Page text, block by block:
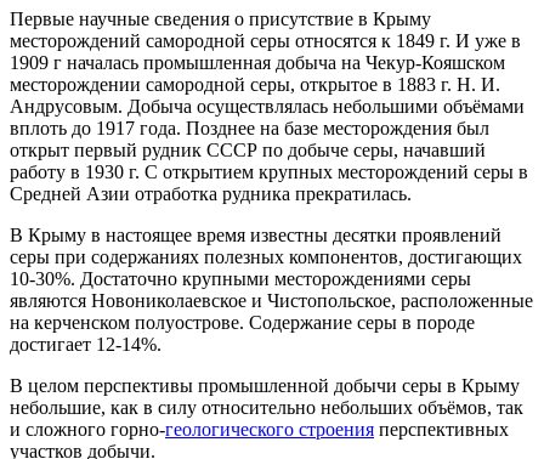
Первые научные сведения о присутствие в Крыму
месторождений самородной серы относятся к 1849 г. И уже в
1909 г началась промышленная добыча на Чекур-Кояшском
месторождении самородной серы, открытое в 1883 г. Н. И.
Андрусовым. Добыча осуществлялась небольшими объёмами
вплоть до 1917 года. Позднее на базе месторождения был
открыт первый рудник СССР по добыче серы, начавший
работу в 1930 г. С открытием крупных месторождений серы в
Средней Азии отработка рудника прекратилась.
В Крыму в настоящее время известны десятки проявлений
серы при содержаниях полезных компонентов, достигающих
10-30%. Достаточно крупными месторождениями серы
являются Новониколаевское и Чистопольское, расположенные
на керченском полуострове. Содержание серы в породе
достигает 12-14%.
В целом перспективы промышленной добычи серы в Крыму
небольшие, как в силу относительно небольших объёмов, так
и сложного горно-геологического строения перспективных
участков добычи.